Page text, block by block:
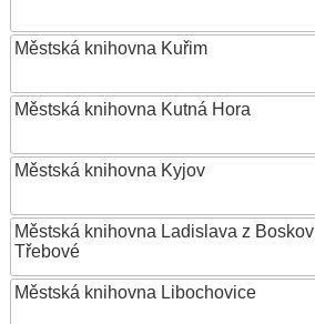
Městská knihovna Kuřim
Městská knihovna Kutná Hora
Městská knihovna Kyjov
Městská knihovna Ladislava z
Třebové
Městská knihovna Libochovice